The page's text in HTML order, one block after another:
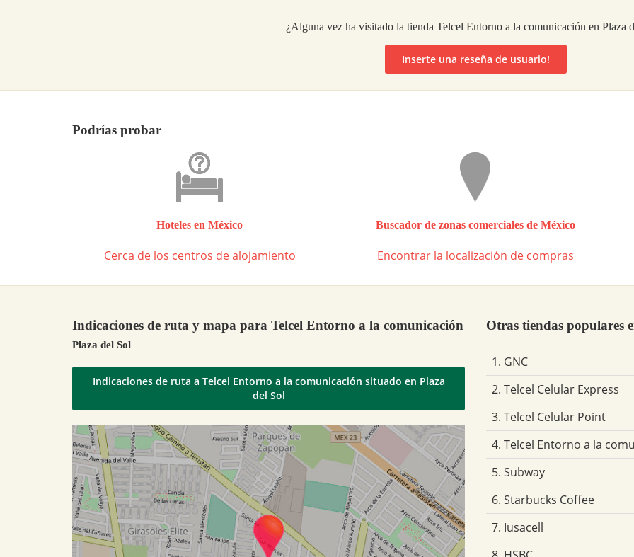
¿Alguna vez ha visitado la tienda Telcel Entorno a la comunicación en Plaza
Inserte una reseña de usuario!
Podrías probar
Hoteles en México
Cerca de los centros de alojamiento
Buscador de zonas comerciales de México
Encontrar la localización de compras
Indicaciones de ruta y mapa para Telcel Entorno a la comunicación
Plaza del Sol
Indicaciones de ruta a Telcel Entorno a la comunicación situado en Plaza
del Sol
Otras tiendas populares
1. GNC
2. Telcel Celular Express
3. Telcel Celular Point
4. Telcel Entorno a la
5. Subway
6. Starbucks Coffee
7. Iusacell